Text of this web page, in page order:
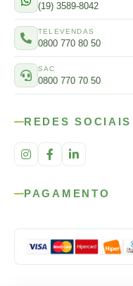
(19) 3589-8042
TELEVENDAS
0800 770 80 50
SAC
0800 770 70 50
REDES SOCIAIS
PAGAMENTO